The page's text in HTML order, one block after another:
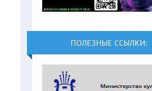
ПОЛЕЗНЫЕ ССЫЛКИ: